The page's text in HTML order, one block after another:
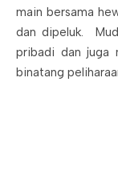
main bersama
dan dipeluk.
pribadi dan juga
binatang